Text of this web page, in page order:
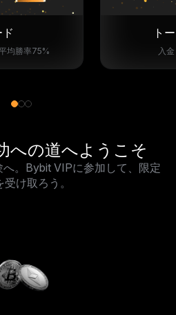
均勝率75%
ト
入
への道へようこそ
。Bybit VIPに参加して、限定
け取ろう。